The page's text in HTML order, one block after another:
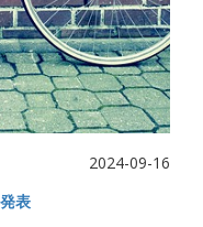
2024-09-16
表